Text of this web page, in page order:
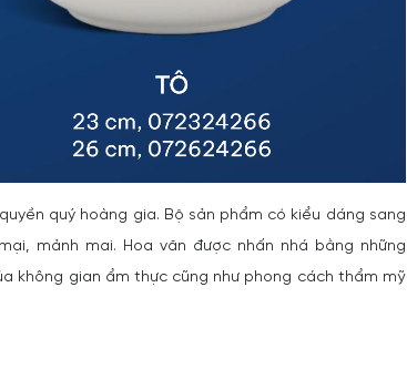
quý hoàng gia. Bộ sản phẩm có kiểu dáng sang
mảnh mai. Hoa văn được nhấn nhá bằng những
không gian ẩm thực cũng như phong cách thẩm mỹ